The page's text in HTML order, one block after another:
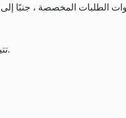
الطلبات المخصصة ، جنبًا
تتيح لك القوالب المتاحة إنشاء أوامر متعددة لخوارزمية التجميع / التوزيع بسرعة وسهولة.